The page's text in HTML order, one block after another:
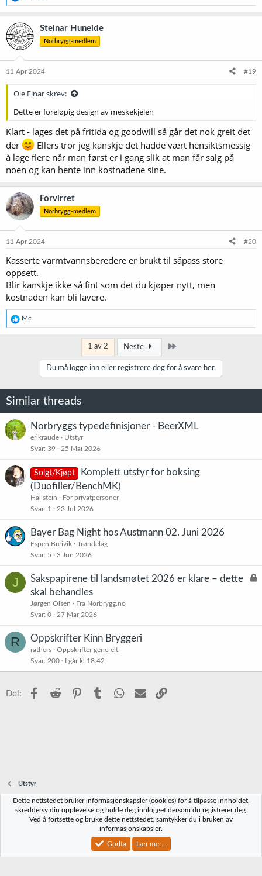
e
a
k
s
j
o
e
Steinar Huneide
Norbrygg-medlem
11 Apr 2024 #19
Ole Einar skrev:
Dette er foreløpig design av meskekjelen
Klart - lages det på fritida og goodwill så går det nok greit det
der
Ellers tror jeg kanskje det hadde vært hensiktsmessig
å lage flere når man først er i gang slik at man får salg på
noen og kan hente inn kostnadene sine.
Forvirret
Norbrygg-medlem
11 Apr 2024 #20
Kasserte varmtvannsberedere er brukt til såpass store
oppsett.
Blir kanskje ikke så fint som det du kjøper nytt, men
kostnaden kan bli lavere.
R
e
a
r
Mc.
1 av 2 Neste
Du må logge inn eller registrere deg for å svare her.
Similar threads
Norbryggs typedefinisjoner - BeerXML
erikraude
Utstyr
Svar 39 25 Mai 2026
Solgt/Kjøpt
Komplett utstyr for boksing
(Duofiller/BenchMK)
Hallstein
For privatpersoner
Svar 1 23 Jul 2026
Bayer Bag Night hos Austmann 02. Juni 2026
Espen Breivik
Trøndelag
Svar 5 3 Jun 2026
J
L
Sakspapirene til landsmøtet 2026 er klare – dette
skal behandles
Jørgen Olsen
Fra Norbrygg.no
Svar 0 27 Mar 2026
R Oppskrifter Kinn Bryggeri
rathers
Oppskrifter generelt
Svar 200 I går kl 18:42
Del: Facebook
Reddit PinterestTumblr WhatsApp
E-post
Utstyr
Norbrygg-default
Vilkår og regler Personvernregler
Community platform by XenForo® © 2010-2023 XenForo Ltd.
Dette nettstedet bruker informasjonskapsler (cookies) for å tilpasse innholdet,
skreddersy din opplevelse og holde deg innlogget dersom du registrerer deg.
Ved å fortsette og bruke dette nettstedet, samtykker du i bruken av
informasjonskapsler.
Godta Lær mer...